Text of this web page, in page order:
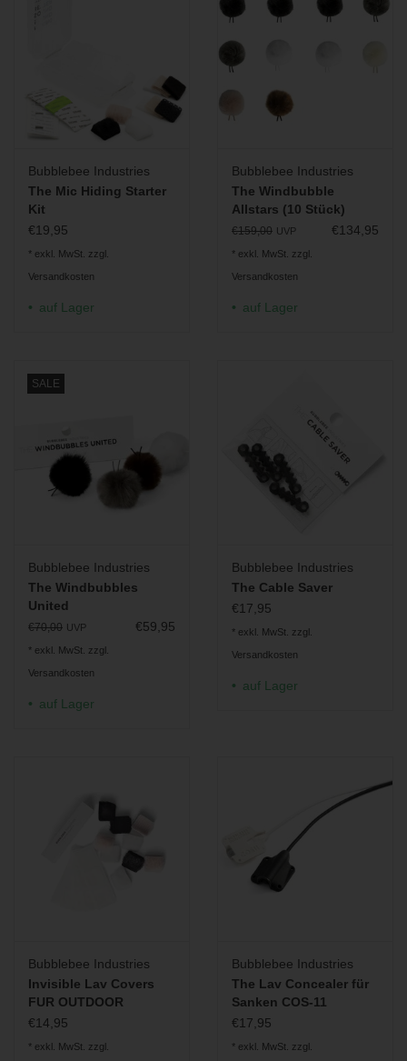
Bubblebee Industries
The Mic Hiding Starter
Kit
€19,95
* exkl. MwSt. zzgl.
Versandkosten
auf Lager
Bubblebee Industries
The Windbubble
Allstars (10 Stück)
€159,00 UVP €134,95
* exkl. MwSt. zzgl.
Versandkosten
auf Lager
SALE
Bubblebee Industries
The Windbubbles
United
€70,00 UVP €59,95
* exkl. MwSt. zzgl.
Versandkosten
auf Lager
Bubblebee Industries
The Cable Saver
€17,95
* exkl. MwSt. zzgl.
Versandkosten
auf Lager
Bubblebee Industries
Invisible Lav Covers
FUR OUTDOOR
€14,95
* exkl. MwSt. zzgl.
Bubblebee Industries
The Lav Concealer für
Sanken COS-11
€17,95
* exkl. MwSt. zzgl.